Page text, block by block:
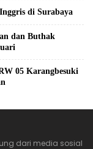
di Surabaya
dan Buthak
05 Karangbesuki
dari media sosial